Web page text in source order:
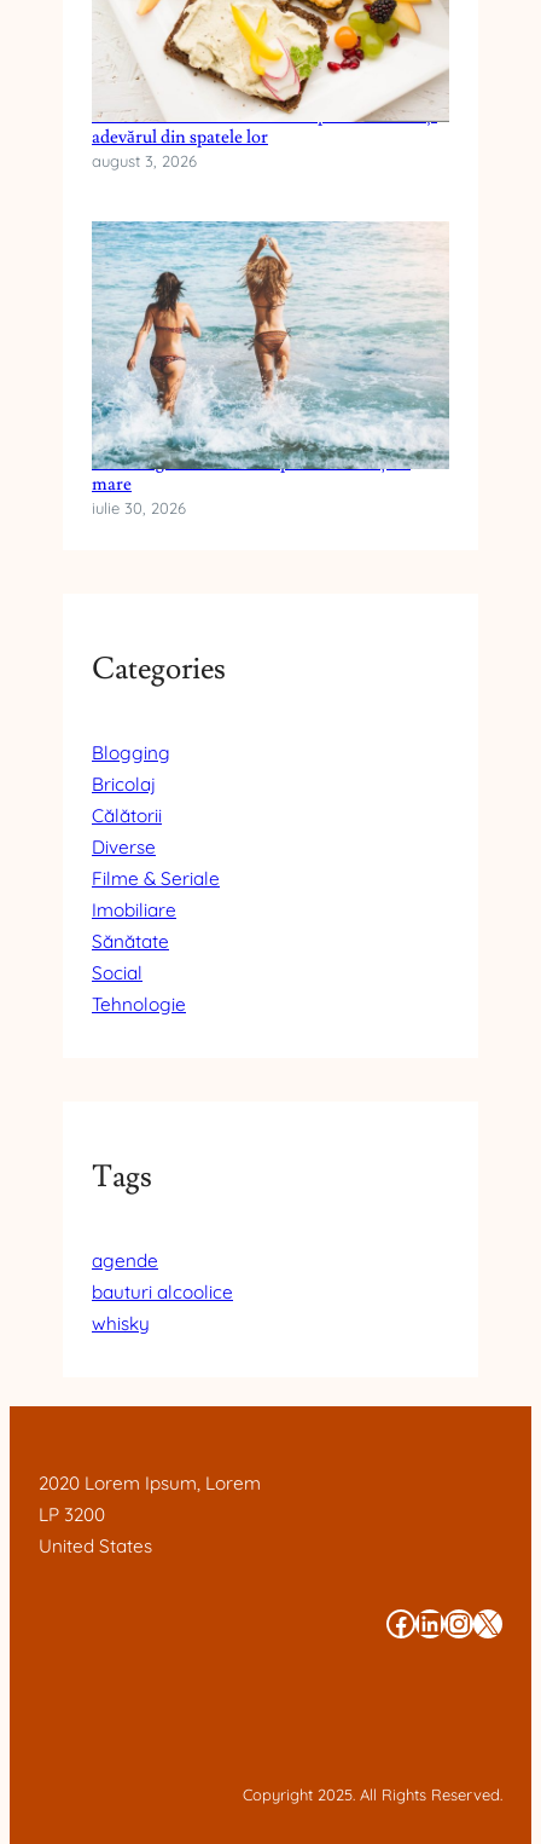
Cele mai frecvente mituri despre dieta keto și
adevărul din spatele lor
august 3, 2026
Cum alegi crema cu SPF pentru vacanța la
mare
iulie 30, 2026
Categories
Blogging
Bricolaj
Călătorii
Diverse
Filme & Seriale
Imobiliare
Sănătate
Social
Tehnologie
Tags
agende
bauturi alcoolice
whisky
2020 Lorem Ipsum, Lorem
LP 3200
United States
# # # #
Copyright 2025. All Rights Reserved.